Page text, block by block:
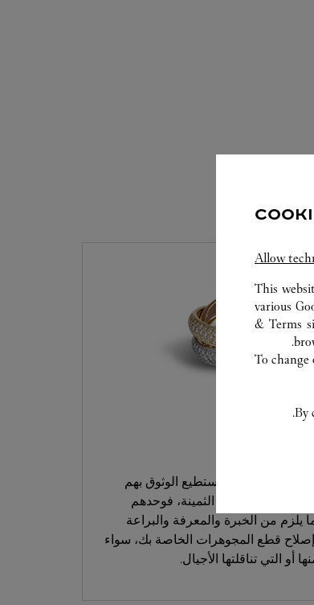
في كارتييه هم من تستطيع الوثوق بهم
مع قطعك المبتكرة الثمينة، فوحدهم
يلزم من الخبرة والمعرفة والبراعة
قطع المجوهرات الخاصة بك، سواء
أو التي تناقلتها الأجيال.
Allow
This
various
& Terms
To
By